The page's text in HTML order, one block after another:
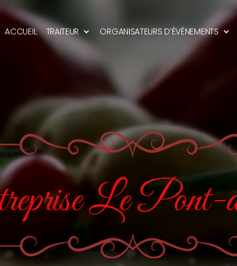
ACCUEIL TRAITEUR ORGANISATEURS D’ÉVÉNEMENTS
Le